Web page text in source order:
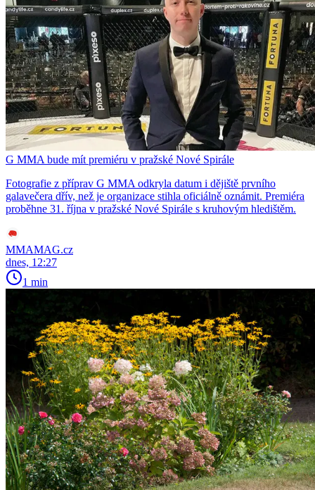
G MMA bude mít premiéru v pražské Nové Spirále
Fotografie z příprav G MMA odkryla datum i dějiště prvního
galavečera dřív, než je organizace stihla oficiálně oznámit. Premiéra
proběhne 31. října v pražské Nové Spirále s kruhovým hledištěm.
MMAMAG.cz
dnes, 12:27
1 min